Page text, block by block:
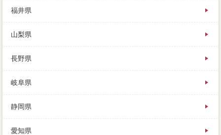
福井県
山梨県
長野県
岐阜県
静岡県
愛知県